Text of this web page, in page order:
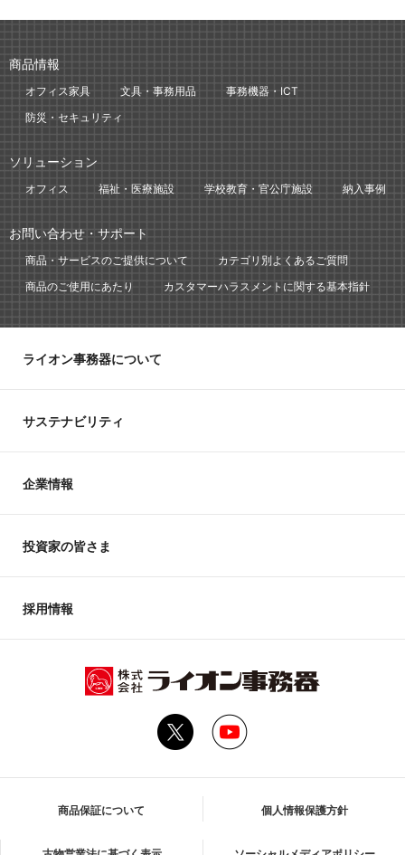
商品情報
オフィス家具 文具・事務用品
事務機器・ICT
防災・セキュリティ
ソリューション
オフィス 福祉・医療施設 学校教育・官公庁施設 納入事例
お問い合わせ・サポート
商品・サービスのご提供について
カテゴリ別よくあるご質問
商品のご使用にあたり
カスタマーハラスメントに関する基本指針
ライオン事務器について
サステナビリティ
企業情報
投資家の皆さま
採用情報
商品保証について 個人情報保護方針